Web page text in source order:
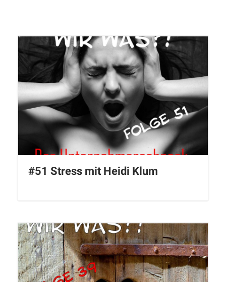
#51 Stress mit Heidi Klum